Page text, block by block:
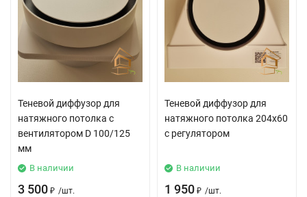
Теневой диффузор для
натяжного потолка с
вентилятором D 100/125
мм
В наличии
3 500 ₽ /шт.
Теневой диффузор для
натяжного потолка 204х60
с регулятором
В наличии
1 950 ₽ /шт.